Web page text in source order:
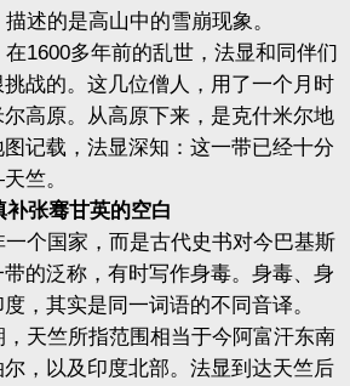
的是高山中的雪崩现象。
多年前的乱世，法显和同伴们
战的。这几位僧人，用了一个月时
高原。从高原下来，是克什米尔地
记载，法显深知：这一带已经十分
竺。
补张骞甘英的空白
国家，而是古代史书对今巴基斯
的泛称，有时写作身毒。身毒、身
，其实是同一词语的不同音译。
竺所指范围相当于今阿富汗东南
，以及印度北部。法显到达天竺后